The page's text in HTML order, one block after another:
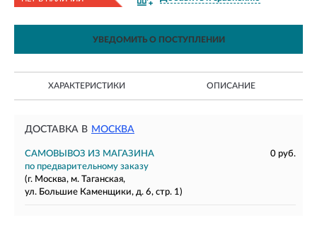
УВЕДОМИТЬ О ПОСТУПЛЕНИИ
ХАРАКТЕРИСТИКИ ОПИСАНИЕ
ДОСТАВКА В МОСКВА
САМОВЫВОЗ ИЗ МАГАЗИНА
0 руб.
по предварительному заказу
(г. Москва, м. Таганская,
ул. Большие Каменщики, д. 6, стр. 1)